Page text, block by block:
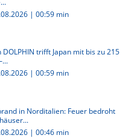
| 00:59 min
DOLPHIN trifft Japan mit bis zu 215
| 00:59 min
in Norditalien: Feuer bedroht
| 00:46 min